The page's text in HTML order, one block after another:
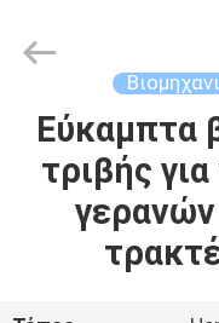
ΣΠΊΤΙ
ΠΡΟΪΌΝΤΑ
ΠΕΡΊΠΟΥ
Reserved.Εύκαμπτα
τριβής